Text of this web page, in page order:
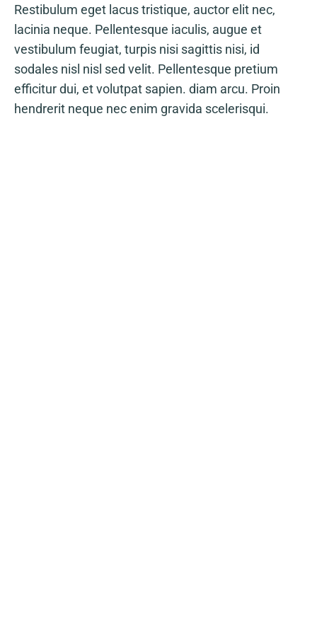
Restibulum eget lacus tristique, auctor elit nec,
lacinia neque. Pellentesque iaculis, augue et
vestibulum feugiat, turpis nisi sagittis nisi, id
sodales nisl nisl sed velit. Pellentesque pretium
efficitur dui, et volutpat sapien. diam arcu. Proin
hendrerit neque nec enim gravida scelerisqui.